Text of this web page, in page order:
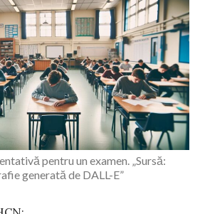
pentru un examen. „Sursă:
generată de DALL-E”